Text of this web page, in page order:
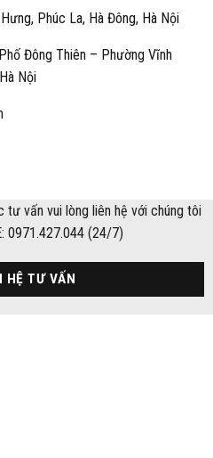
Phúc La, Hà Đông, Hà Nội
Đông Thiên – Phường Vĩnh
Nội
tư vấn vui lòng liên hệ với chúng tôi
0971.427.044 (24/7)
HỆ TƯ VẤN